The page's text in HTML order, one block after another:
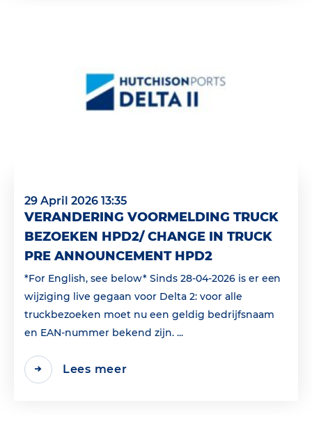
29 April 2026 13:35
VERANDERING VOORMELDING TRUCK
BEZOEKEN HPD2/ CHANGE IN TRUCK
PRE ANNOUNCEMENT HPD2
*For English, see below* Sinds 28-04-2026 is er een
wijziging live gegaan voor Delta 2: voor alle
truckbezoeken moet nu een geldig bedrijfsnaam
en EAN‑nummer bekend zijn. ...
Lees meer